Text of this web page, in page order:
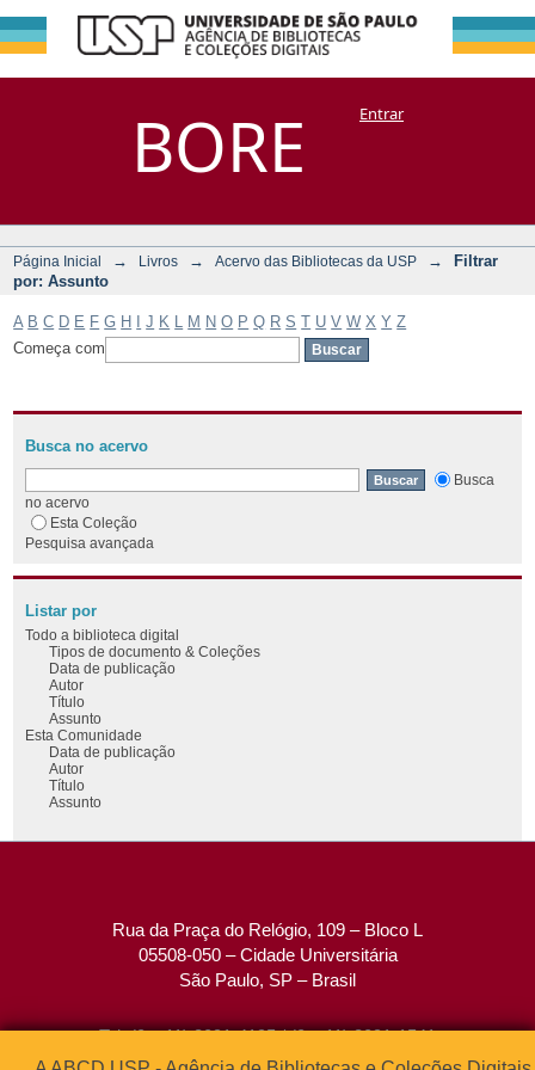
BORE
Filtrar por:
Assunto
DSpace/Manakin + CoriscoEntrar
Página Inicial → Livros → Acervo das Bibliotecas da USP →
Filtrar
por: Assunto
A B C D E F G H J K M N O P Q R S T U V W X Y Z
Começa com
Busca no acervo
Busca
no acervo
Esta Coleção
Pesquisa avançada
Listar por
Todo a biblioteca digital
Tipos de documento & Coleções
Data de publicação
Autor
Título
Assunto
Esta Comunidade
Data de publicação
Autor
Título
Assunto
Rua da Praça do Relógio, 109 – Bloco L
05508-050 – Cidade Universitária
São Paulo, SP – Brasil
Tel: (0xx11) 3091-4195 / (0xx11) 3091-1541
Fax: (0xx11) 3091-1567